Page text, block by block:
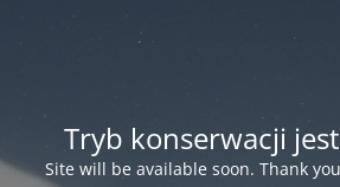
Tryb konserwacji
Site will be available soon. Thank